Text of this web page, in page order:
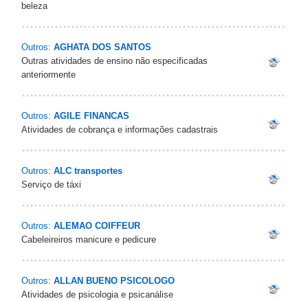
beleza
Outros: AGHATA DOS SANTOS
Outras atividades de ensino não especificadas
anteriormente
Outros: AGILE FINANCAS
Atividades de cobrança e informações cadastrais
Outros: ALC transportes
Serviço de táxi
Outros: ALEMAO COIFFEUR
Cabeleireiros manicure e pedicure
Outros: ALLAN BUENO PSICOLOGO
Atividades de psicologia e psicanálise